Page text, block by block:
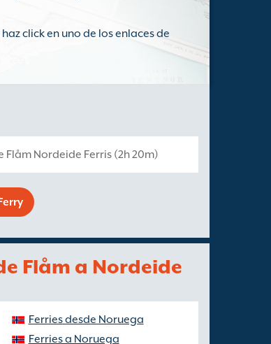
click en uno de los enlaces de
Flåm Nordeide Ferris (2h 20m)
Flåm a Nordeide
Ferries desde Noruega
Ferries a Noruega